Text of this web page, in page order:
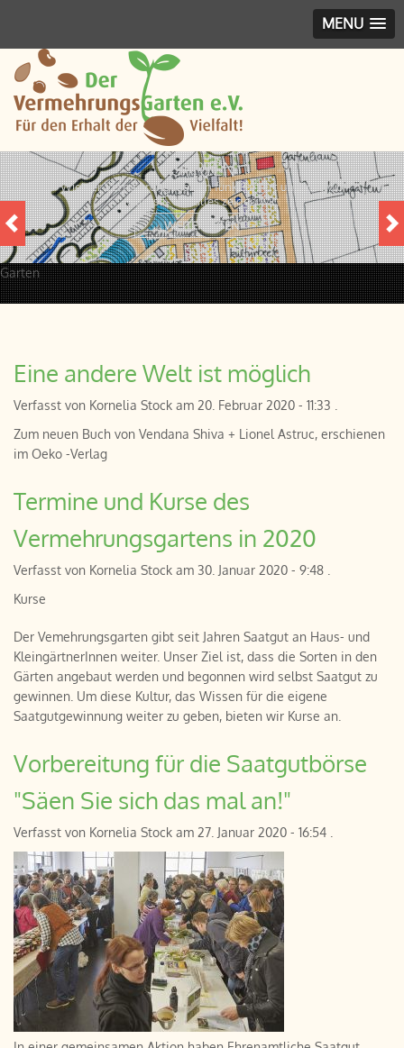
MENU
Garten
GARTEN
Wie der Vermehrungsgarten funktioniert und was wo
wächst - das alles zeigen wir.
WEITERLESEN
Eine andere Welt ist möglich
Verfasst von Kornelia Stock am 20. Februar 2020 - 11:33
Zum neuen Buch von Vendana Shiva + Lionel Astruc, erschienen
im Oeko -Verlag
Termine und Kurse des
Vermehrungsgartens in 2020
Verfasst von Kornelia Stock am 30. Januar 2020 - 9:48
Kurse
Der Vemehrungsgarten gibt seit Jahren Saatgut an Haus- und
KleingärtnerInnen weiter. Unser Ziel ist, dass die Sorten in den
Gärten angebaut werden und begonnen wird selbst Saatgut zu
gewinnen. Um diese Kultur, das Wissen für die eigene
Saatgutgewinnung weiter zu geben, bieten wir Kurse an.
Vorbereitung für die Saatgutbörse
"Säen Sie sich das mal an!"
Verfasst von Kornelia Stock am 27. Januar 2020 - 16:54